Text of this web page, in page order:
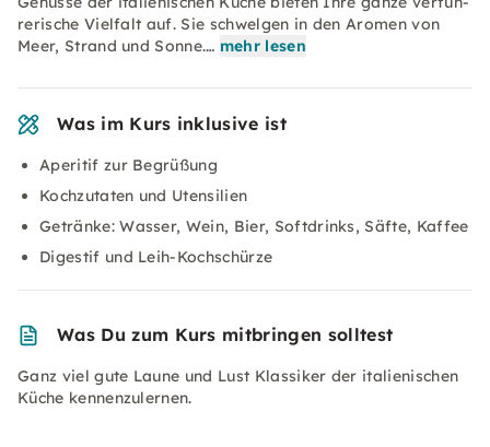
re­rische Vielfalt auf. Sie schwelgen in den Aromen von
Meer, Strand und Son­ne.… mehr lesen
Was im Kurs inklusive ist
Aperitif zur Begrüßung
Kochzutaten und Utensilien
Getränke: Wasser, Wein, Bier, Softdrinks, Säfte, Kaffee
Digestif und Leih-Kochschürze
Was Du zum Kurs mitbringen solltest
Ganz viel gute Laune und Lust Klassiker der italienischen
Küche kennenzulernen.